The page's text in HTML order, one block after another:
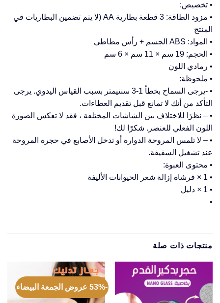
• تخصيص:
• مزود الطاقة: 3 قطعة بطارية AA (لا يتم تضمين البطاريات في
المنتج
• المواد: ABS الجسم + رأس مطاطي
• الحجم: 19 سم × 11 سم × 6 سم
• رمادي اللون
• ملحوظة:
• -يرجى السماح بخطأ 1-3 سنتيمتر بسبب القياس اليدوي. يرجى
التأكد من أنك لا تمانع قبل تقديم العطاءات.
• – نظرًا للاختلاف بين الشاشات المختلفة ، فقد لا تعكس الصورة
اللون الفعلي للعنصر. شكرًا لك!
• – لا تلمس المروحة الدوارة أو تدخل الأصابع في حجرة المروحة
عند تشغيل السقيفة.
• محتوى العبوة:
• 1 × فرشاة إزالة شعر الحيوانات الأليفة
• 1 × دليل
•
منتجات ذات صلة
-53% عروض الجمعة البيضاء